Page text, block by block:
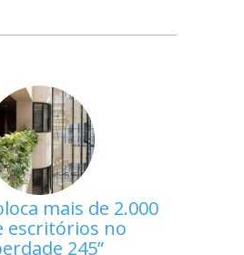
mais de 2.000
escritórios no
245